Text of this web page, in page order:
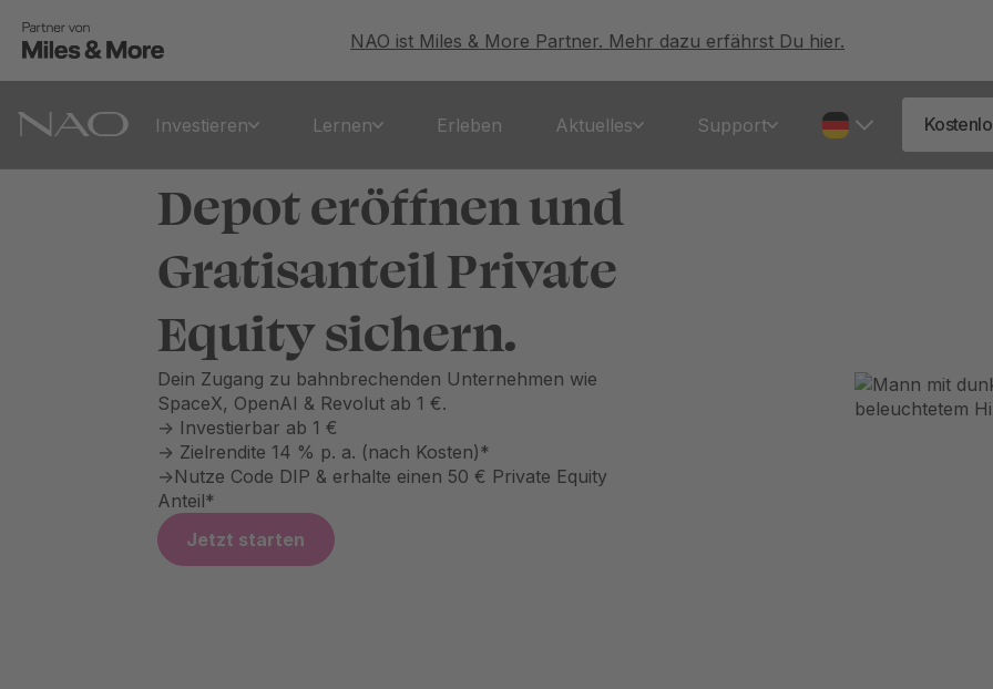
NAO ist Miles & More Partner. Mehr dazu erfährst Du hier.
Investieren Lernen Erleben Aktuelles Support
Depot eröffnen und
Gratisanteil Private
Equity sichern.
Dein Zugang zu bahnbrechenden Unternehmen wie
SpaceX, OpenAI & Revolut ab 1 €.
→ Investierbar ab 1 €
→ Zielrendite 14 % p. a. (nach Kosten)*
→Nutze Code DIP & erhalte einen 50 € Private Equity
Anteil*
Jetzt starten